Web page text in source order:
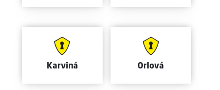
Karviná Orlová